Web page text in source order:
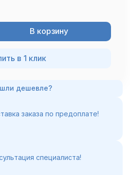
В корзину
в 1 клик
заказа по предоплате!
специалиста!